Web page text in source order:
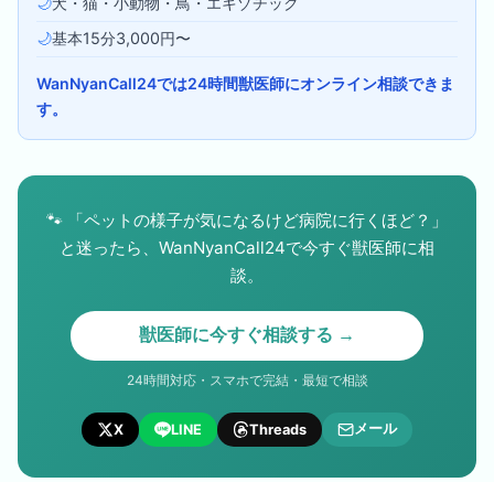
🌙基本15分3,000円〜
WanNyanCall24では24時間獣医師にオンライン相談できま
す。
🐾
「ペットの様子が気になるけど病院に行くほど？」
と迷ったら、WanNyanCall24で今すぐ獣医師に相
談。
獣医師に今すぐ相談する →
24時間対応・スマホで完結・最短で相談
X LINE Threads メール